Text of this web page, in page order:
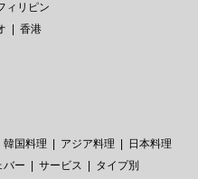
ィリピン
香港
韓国料理 アジア料理
日本料理
バー サービス
タイプ別